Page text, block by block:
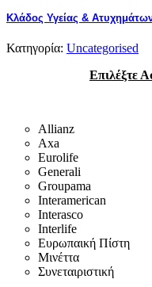
Κλάδος Υγείας &
Κατηγορία: Uncategorised
Επιλέξτε
Allianz
Axa
Eurolife
Generali
Groupama
Interamerican
Interasco
Interlife
Ευρωπαική Πίστη
Μινέττα
Συνεταιριστική